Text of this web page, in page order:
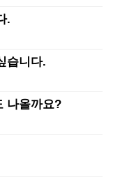
.
습니다.
나올까요?